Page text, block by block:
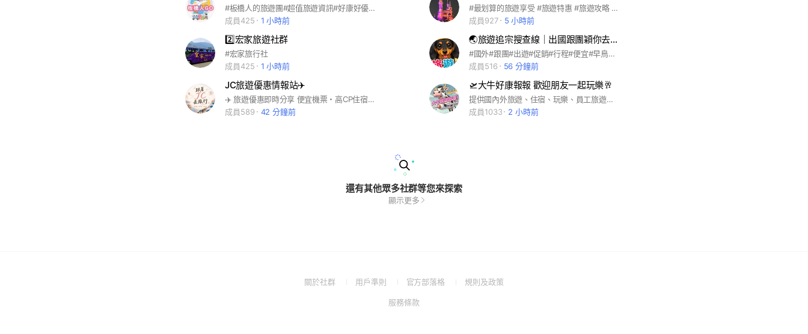
#板橋人的旅遊團#超值旅遊資訊#好康好優惠#一起揪團出去玩
成員425
1 小時前
#最划算的旅遊享受 #旅遊特惠 #旅遊攻略 #機位出清
成員927
5 小時前
2️⃣宏家旅遊社群
#宏家旅行社
成員425
1 小時前
🌏旅遊追宗搜查線｜出國跟團穎你去享受👑
#國外#跟團#出遊#促銷#行程#便宜#早鳥#清倉#破盤#優惠#團體#包團#員旅#度蜜月#渡假#海島#郵輪#MSC#榮耀號#歌詩達#莎倫娜號#沖繩#石垣島#宮古島#長崎#鹿兒島#福岡#日本#東京#小江戶川越#富士山#河口湖#淺草寺#新宿#迪士尼#大阪#京都#神戶#奈良#嵐山#九州#金澤#湯布院#金鱗湖#由布院#柳川散策#熊本城#三大蟹#東北#仙台#上高地#合掌村#北海道#破冰#釜山#首爾#濟州#滑雪
成員516
56 分鐘前
JC旅遊優惠情報站✈️
✈️ 旅遊優惠即時分享 便宜機票・高CP住宿・不踩雷行程 想用最划算的方式出國，這裡就對了🔥
成員589
42 分鐘前
🛫大牛好康報報 歡迎朋友一起玩樂🥂
提供國內外旅遊、住宿、玩樂、員工旅遊家庭出遊等，專營日本、韓國、東南亞及歐洲等 歡迎詢問🙋
成員1033
2 小時前
還有其他眾多社群等您來探索
顯示更多
關於社群
(Open用戶準則
(Open
a
官方部落格
(Open規則及政策(Open
服務條款(Open